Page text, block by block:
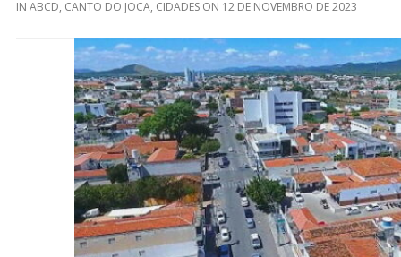
IN ABCD, CANTO DO JOCA, CIDADES ON 12 DE NOVEMBRO DE 2023